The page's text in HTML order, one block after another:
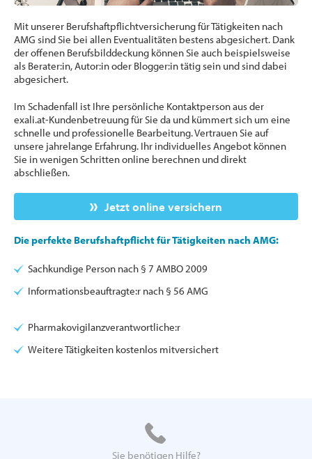
Mit unserer Berufshaftpflichtversicherung für Tätigkeiten nach
AMG sind Sie bei allen Eventualitäten bestens abgesichert. Dank
der offenen Berufsbilddeckung können Sie auch beispielsweise
als Berater:in, Autor:in oder Blogger:in tätig sein und sind dabei
abgesichert.
Im Schadenfall ist Ihre persönliche Kontaktperson aus der
exali.at-Kundenbetreuung für Sie da und kümmert sich um eine
schnelle und professionelle Bearbeitung. Vertrauen Sie auf
unsere jahrelange Erfahrung. Ihr individuelles Angebot können
Sie in wenigen Schritten online berechnen und direkt
abschließen.
Jetzt online versichern
Die perfekte Berufshaftpflicht für Tätigkeiten nach AMG:
Sachkundige Person nach § 7 AMBO 2009
Informationsbeauftragte:r nach § 56 AMG
Pharmakovigilanzverantwortliche:r
Weitere Tätigkeiten kostenlos mitversichert
Sie benötigen Hilfe?